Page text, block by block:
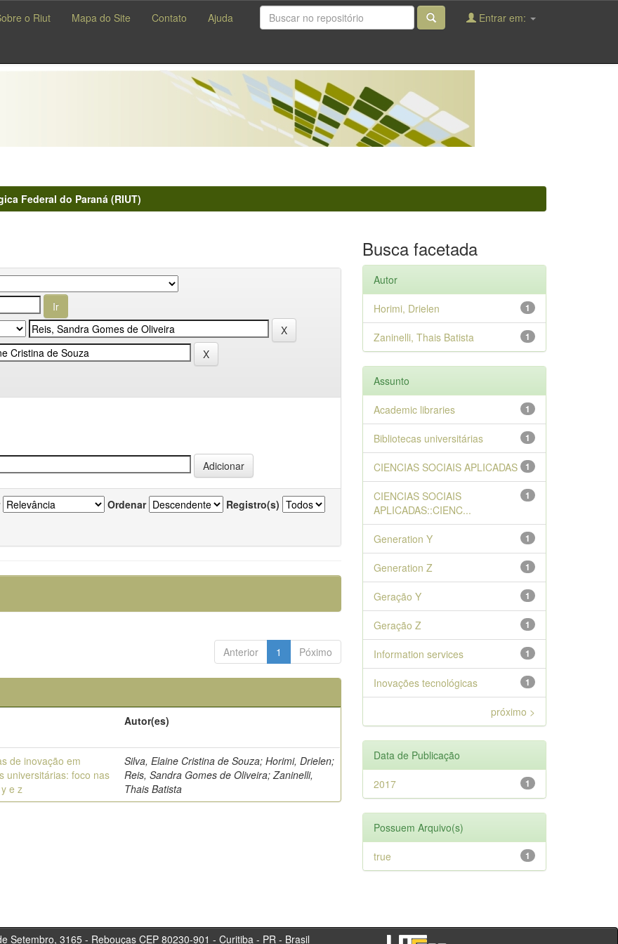
o Riut Mapa do Site Contato Ajuda Entrar em:
Federal do Paraná (RIUT)
Ordenar Registro(s)
Anterior 1 Póximo
Autor(es)
de inovação em
universitárias: foco nas
e z
Silva, Elaine Cristina de Souza; Horimi, Drielen;
Reis, Sandra Gomes de Oliveira; Zaninelli,
Thais Batista
Busca facetada
Autor
1
Horimi, Drielen
1
Zaninelli, Thais Batista
Assunto
1
Academic libraries
1
Bibliotecas universitárias
1
CIENCIAS SOCIAIS APLICADAS
1
CIENCIAS SOCIAIS
APLICADAS::CIENC...
1
Generation Y
1
Generation Z
1
Geração Y
1
Geração Z
1
Information services
1
Inovações tecnológicas
próximo >
Data de Publicação
1
2017
Possuem Arquivo(s)
1
true
3165 - Rebouças CEP 80230-901 - Curitiba - PR - Brasil